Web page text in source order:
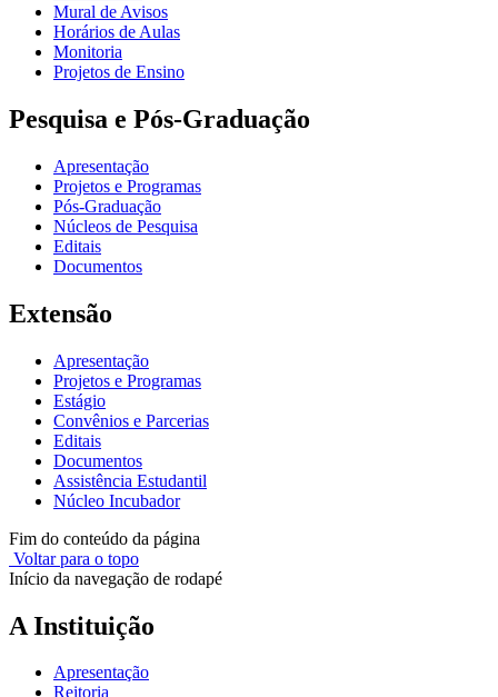
Mural de Avisos
Horários de Aulas
Monitoria
Projetos de Ensino
Pesquisa e Pós-Graduação
Apresentação
Projetos e Programas
Pós-Graduação
Núcleos de Pesquisa
Editais
Documentos
Extensão
Apresentação
Projetos e Programas
Estágio
Convênios e Parcerias
Editais
Documentos
Assistência Estudantil
Núcleo Incubador
Fim do conteúdo da página
Voltar para o topo
Início da navegação de rodapé
A Instituição
Apresentação
Reitoria